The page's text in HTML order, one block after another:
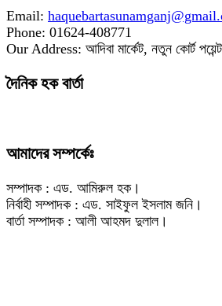
Email:
Phone: 01624-408771
Our Address: আদিবা মার্কেট, নতুন কোর্ট
দৈনিক হক বার্তা
আমাদের সম্পর্কেঃ
সম্পাদক : এড. আমিরুল হক।
নির্বাহী সম্পাদক : এড. সাইফুল ইসলাম জনি।
বার্তা সম্পাদক : আলী আহমদ দুলাল।